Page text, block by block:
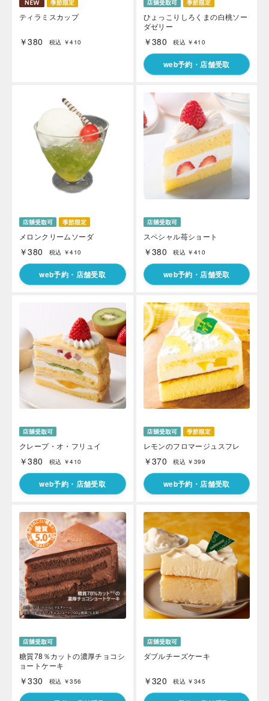
ティラミスカップ
￥380 税込 ￥410
ひょっこりしろくまの白桃ソー
ダゼリー
￥380 税込 ￥410
web予約・店舗受取
メロンクリームソーダ
￥380 税込 ￥410
web予約・店舗受取
スペシャル苺ショート
￥380 税込 ￥410
web予約・店舗受取
クレープ・オ・フリュイ
￥380 税込 ￥410
web予約・店舗受取
レモンのフロマージュスフレ
￥370 税込 ￥399
web予約・店舗受取
糖質78％カットの濃厚チョコシ
ョートケーキ
￥330 税込 ￥356
ダブルチーズケーキ
￥320 税込 ￥345